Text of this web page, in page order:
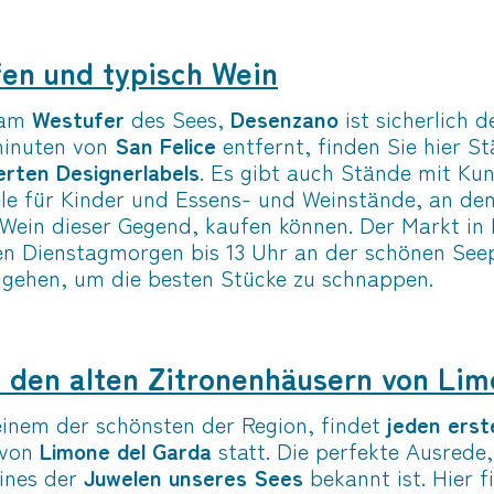
und typisch Wein
Westufer des Sees, Desenzano ist sicherlich
von San Felice entfernt, finden Sie hier
Designerlabels. Es gibt auch Stände mit
für Kinder und Essens- und Weinstände, an
dieser Gegend, kaufen können. Der Markt
Dienstagmorgen bis 13 Uhr an der schönen
um die besten Stücke zu schnappen.
alten Zitronenhäusern von
der schönsten der Region, findet jeden
Limone del Garda statt. Die perfekte
der Juwelen unseres Sees bekannt ist. Hier